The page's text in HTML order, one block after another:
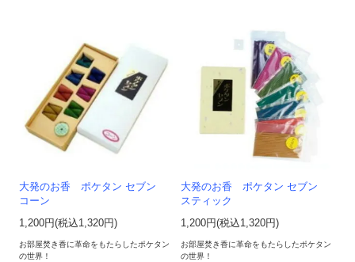
大発のお香 ポケタン セブン
コーン
1,200円(税込1,320円)
お部屋焚き香に革命をもたらしたポケタン
の世界！
大発のお香 ポケタン セブン
スティック
1,200円(税込1,320円)
お部屋焚き香に革命をもたらしたポケタン
の世界！